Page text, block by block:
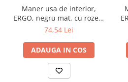
Maner usa de interior,
ERGO, negru mat, cu rozeta
cheie
74,54 Lei
ADAUGA IN COS